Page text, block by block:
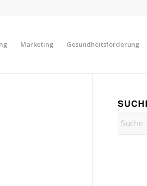
Marketing Gesundheitsförderung